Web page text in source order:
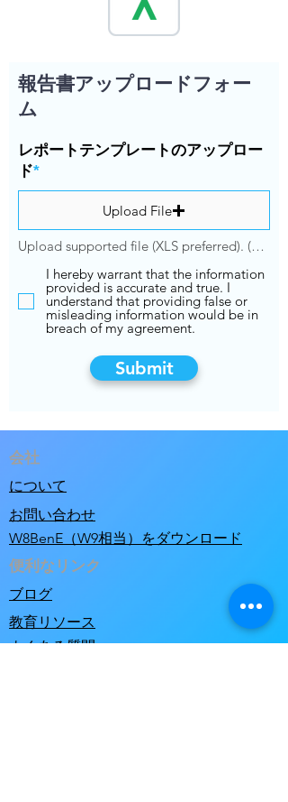
報告書アップロードフォー
ム
レポートテンプレートのアップロー
ド*
Upload File
Upload supported file (XLS preferred). (Max 15MB)
I hereby warrant that the information
provided is accurate and true. I
understand that providing false or
misleading information would be in
breach of my agreement.
Submit
会社
について
お問い合わせ
便利なリンク
ブログ
教育リソース
よくある質問
W8BenE（W9相当）をダウンロード